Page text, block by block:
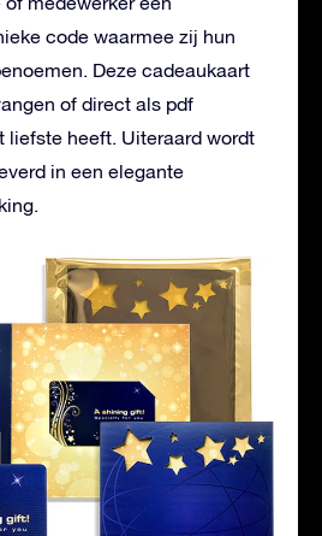
code waarmee zij hun
Deze cadeaukaart
of direct als pdf
liefste heeft. Uiteraard wordt
in een elegante